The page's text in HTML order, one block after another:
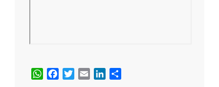
WhatsApp
FacebookTwitter
Email LinkedIn